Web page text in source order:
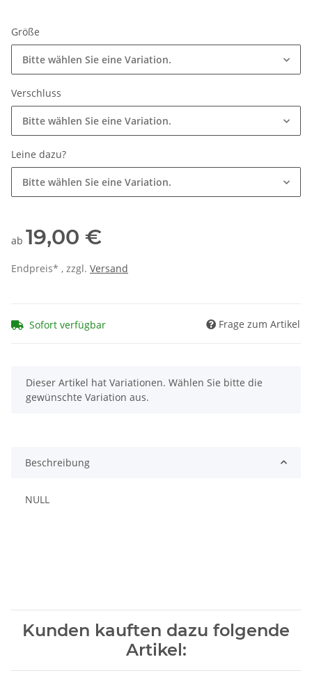
Größe
Bitte wählen Sie eine Variation.
Verschluss
Bitte wählen Sie eine Variation.
Leine dazu?
Bitte wählen Sie eine Variation.
ab 19,00 €
Endpreis* , zzgl. Versand
Sofort verfügbar Frage zum Artikel
x
Dieser Artikel hat Variationen. Wählen Sie bitte die
gewünschte Variation aus.
Beschreibung
NULL
Kunden kauften dazu folgende
Artikel: